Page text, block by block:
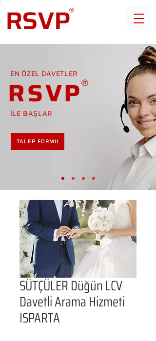
EN ÖZEL DAVETLER
RSVP
İLE BAŞLAR
TALEP FORMU
SÜTÇÜLER Düğün LCV
Davetli Arama Hizmeti
ISPARTA